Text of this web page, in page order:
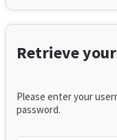
Retrieve
Please enter your
password.